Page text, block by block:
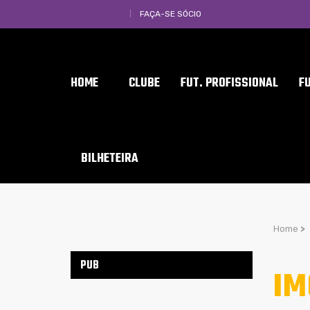
FAÇA-SE SÓCIO
HOME CLUBE FUT. PROFISSIONAL
BILHETEIRA
Home >
PUB